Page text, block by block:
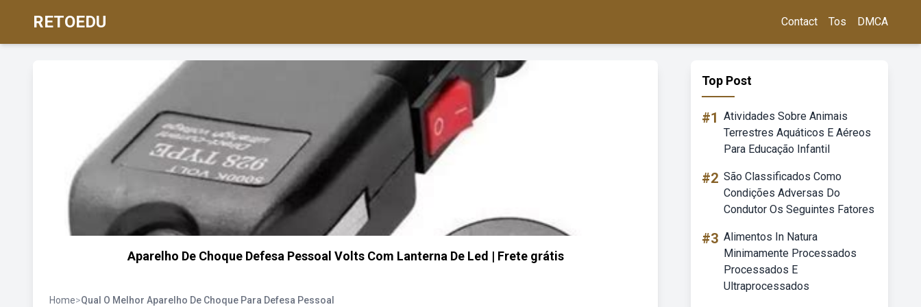
RETOEDU Contact Tos DMCA
Aparelho De Choque Defesa Pessoal Volts Com Lanterna De Led | Frete grátis
Home>Qual O Melhor Aparelho De Choque Para Defesa Pessoal
Top Post
#1 Atividades Sobre Animais
Terrestres Aquáticos E Aéreos
Para Educação Infantil
#2 São Classificados Como
Condições Adversas Do
Condutor Os Seguintes Fatores
#3 Alimentos In Natura
Minimamente Processados
Processados E
Ultraprocessados